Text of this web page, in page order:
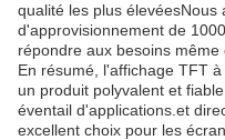
qualité les plus élevéesNous
d'approvisionnement de
répondre aux besoins même
En résumé, l'affichage TFT
un produit polyvalent et
éventail d'applications.et
excellent choix pour les